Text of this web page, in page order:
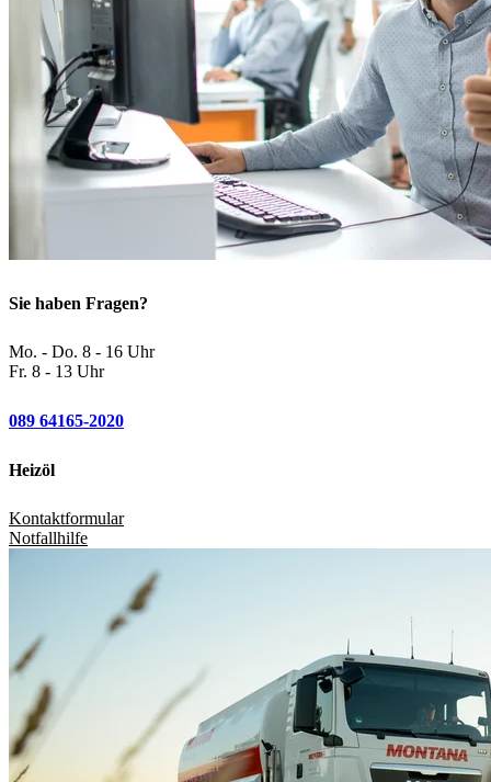
Sie haben Fragen?
Mo. - Do. 8 - 16 Uhr
Fr. 8 - 13 Uhr
089 64165-2020
Heizöl
Kontaktformular
Notfallhilfe